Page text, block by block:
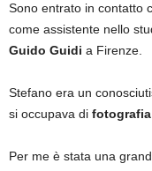
Sono entrato in contatto
come assistente nello
Guido Guidi a Firenze.
Stefano era un
si occupava di
Per me è stata una